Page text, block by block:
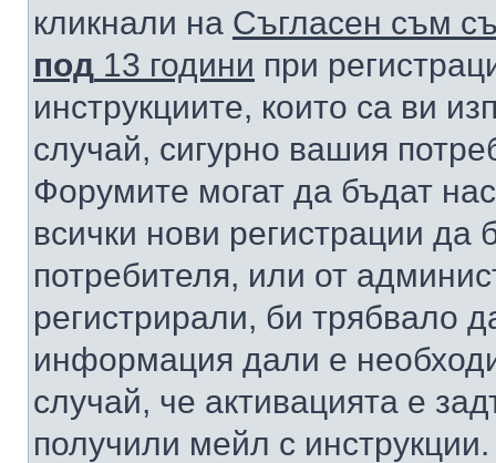
кликнали на Съгласен съм
под 13 години при
инструкциите, които са ви
случай, сигурно вашия
Форумите могат да бъдат
всички нови регистрации да
потребителя, или от
регистрирали, би трябвало
информация дали е
случай, че активацията е
получили мейл с